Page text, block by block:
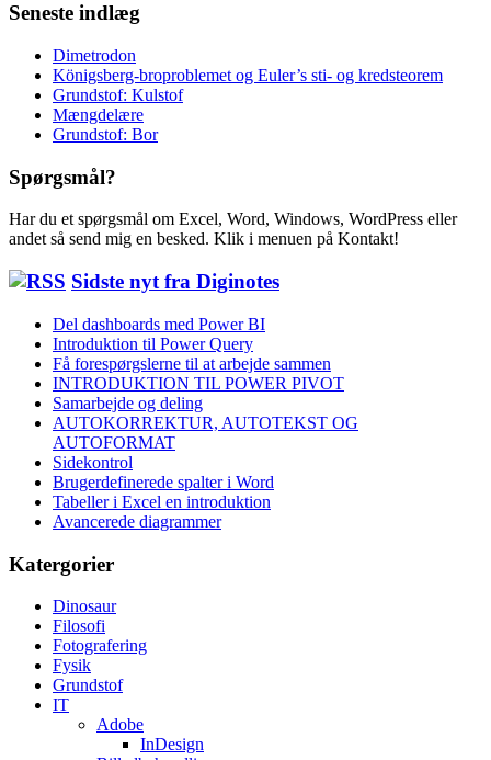
Seneste indlæg
Dimetrodon
Königsberg-broproblemet og Euler’s sti- og kredsteorem
Grundstof: Kulstof
Mængdelære
Grundstof: Bor
Spørgsmål?
Har du et spørgsmål om Excel, Word, Windows, WordPress eller
andet så send mig en besked. Klik i menuen på Kontakt!
Sidste nyt fra Diginotes
Del dashboards med Power BI
Introduktion til Power Query
Få forespørgslerne til at arbejde sammen
INTRODUKTION TIL POWER PIVOT
Samarbejde og deling
AUTOKORREKTUR, AUTOTEKST OG
AUTOFORMAT
Sidekontrol
Brugerdefinerede spalter i Word
Tabeller i Excel en introduktion
Avancerede diagrammer
Katergorier
Dinosaur
Filosofi
Fotografering
Fysik
Grundstof
IT
Adobe
InDesign